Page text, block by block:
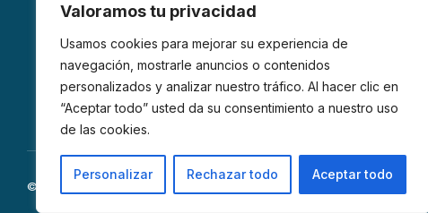
Valoramos tu privacidad
Usamos cookies para mejorar su experiencia de
navegación, mostrarle anuncios o contenidos
personalizados y analizar nuestro tráfico. Al hacer clic en
“Aceptar todo” usted da su consentimiento a nuestro uso
de las cookies.
Personalizar Rechazar todo Aceptar todo
© 2026 AFIBROM. Todos los derechos reservados.